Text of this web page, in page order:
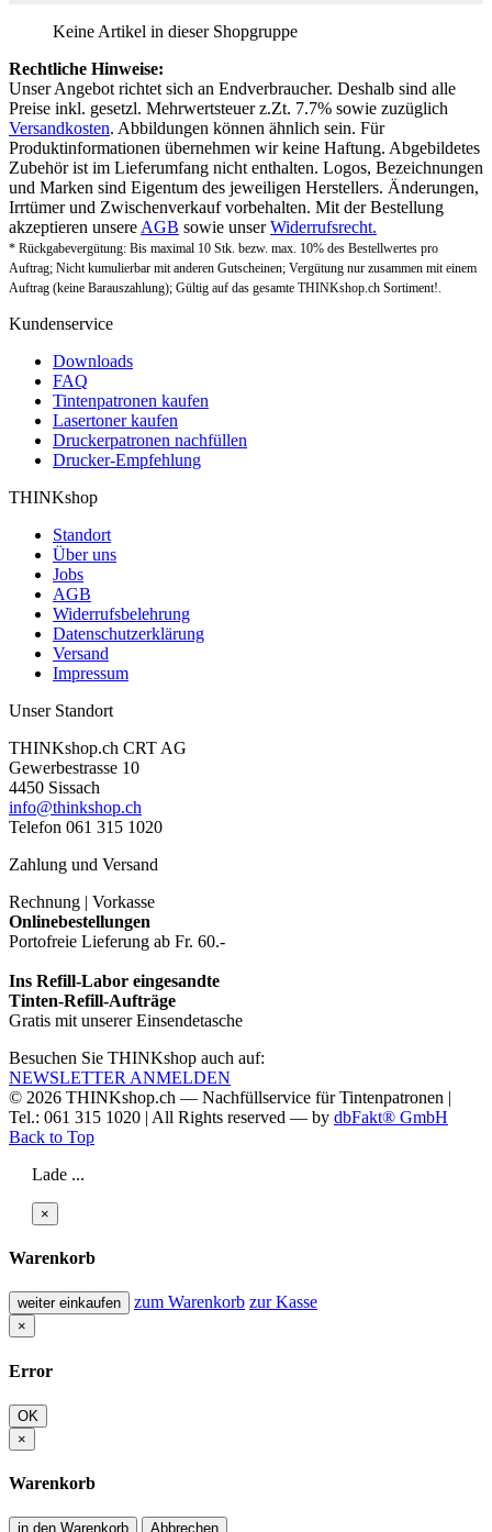
Keine Artikel in dieser Shopgruppe
Rechtliche Hinweise:
Unser Angebot richtet sich an Endverbraucher. Deshalb sind alle
Preise inkl. gesetzl. Mehrwertsteuer z.Zt. 7.7% sowie zuzüglich
Versandkosten. Abbildungen können ähnlich sein. Für
Produktinformationen übernehmen wir keine Haftung. Abgebildetes
Zubehör ist im Lieferumfang nicht enthalten. Logos, Bezeichnungen
und Marken sind Eigentum des jeweiligen Herstellers. Änderungen,
Irrtümer und Zwischenverkauf vorbehalten. Mit der Bestellung
akzeptieren unsere AGB sowie unserWiderrufsrecht.
* Rückgabevergütung: Bis maximal 10 Stk. bezw. max. 10% des Bestellwertes pro
Auftrag; Nicht kumulierbar mit anderen Gutscheinen; Vergütung nur zusammen mit einem
Auftrag (keine Barauszahlung); Gültig auf das gesamte THINKshop.ch Sortiment!.
Kundenservice
Downloads
FAQ
Tintenpatronen kaufen
Lasertoner kaufen
Druckerpatronen nachfüllen
Drucker-Empfehlung
THINKshop
Standort
Über uns
Jobs
AGB
Widerrufsbelehrung
Datenschutzerklärung
Versand
Impressum
Unser Standort
THINKshop.ch CRT AG
Gewerbestrasse 10
4450 Sissach
info@thinkshop.ch
Telefon 061 315 1020
Zahlung und Versand
Rechnung | Vorkasse
Onlinebestellungen
Portofreie Lieferung ab Fr. 60.-
Ins Refill-Labor eingesandte
Tinten-Refill-Aufträge
Gratis mit unserer Einsendetasche
Besuchen Sie THINKshop auch auf:
NEWSLETTER ANMELDEN
© 2026 THINKshop.ch — Nachfüllservice fürTintenpatronen |
Tel.: 061 315 1020 | All Rights reserved — by dbFakt® GmbH
Back to Top
Lade ...
×
Warenkorb
weiter einkaufen zum Warenkorb zur Kasse
×
Error
OK
×
Warenkorb
in den Warenkorb Abbrechen